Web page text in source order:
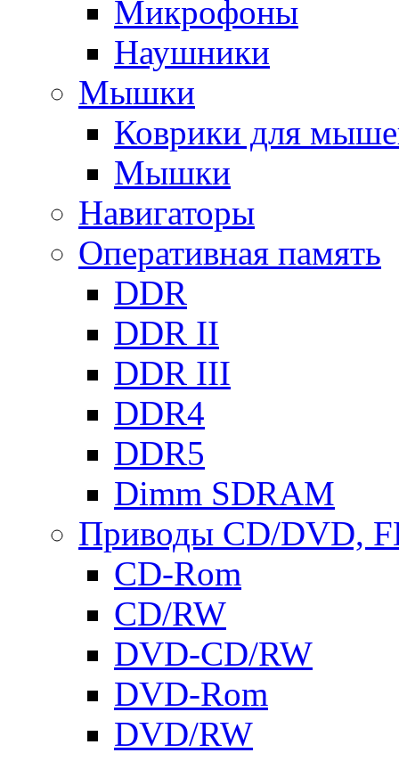
Микрофоны
Наушники
Мышки
Коврики для
Мышки
Навигаторы
Оперативная память
DDR
DDR II
DDR III
DDR4
DDR5
Dimm SDRAM
Приводы СD/DVD,
CD-Rom
CD/RW
DVD-CD/RW
DVD-Rom
DVD/RW